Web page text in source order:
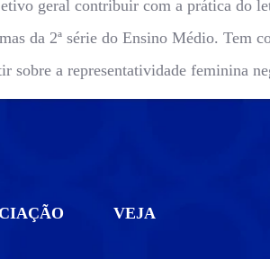
geral contribuir com a prática do
da 2ª série do Ensino Médio. Tem
sobre a representatividade feminina
VEJA